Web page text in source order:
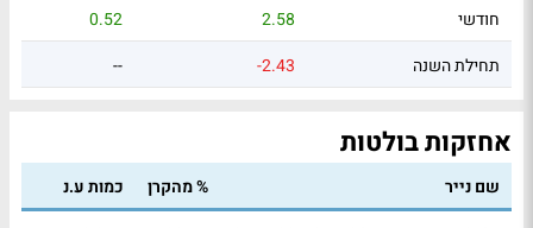
חודשי
2.58
0.52
תחילת השנה
-2.43
--
אחזקות בולטות
שם נייר % מהקרן כמות ע.נ